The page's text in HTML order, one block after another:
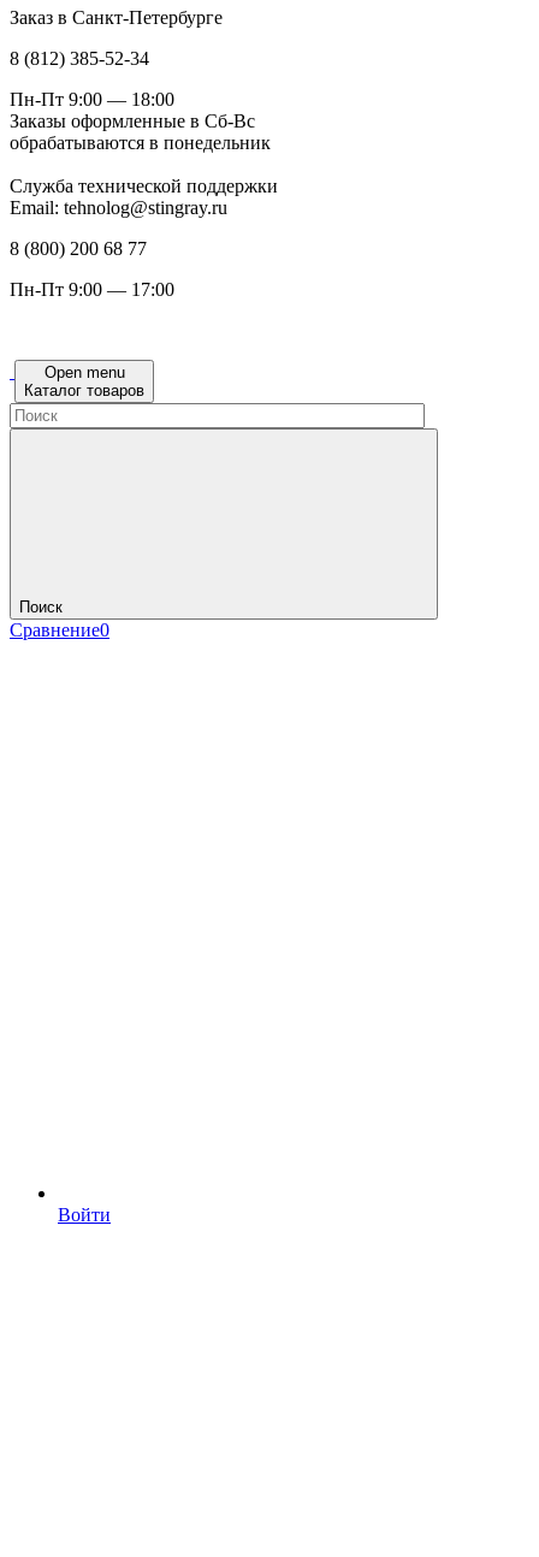
Заказ в Санкт-Петербурге
8 (812) 385-52-34
Пн-Пт 9:00 — 18:00
Заказы оформленные в Сб-Вс
обрабатываются в понедельник
Служба технической поддержки
Email: tehnolog@stingray.ru
8 (800) 200 68 77
Пн-Пт 9:00 — 17:00
Open menu
Каталог товаров
Поиск
Сравнение0
Войти